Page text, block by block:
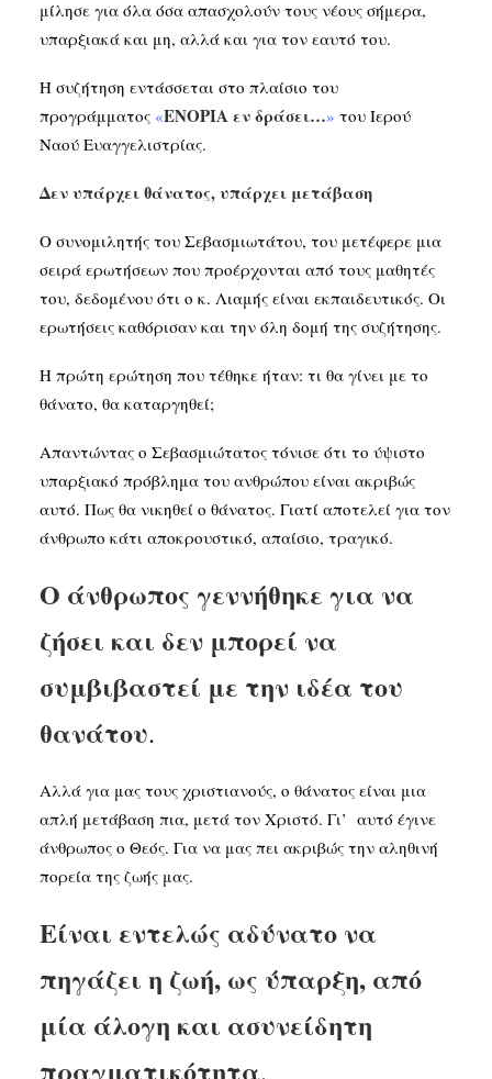
μίλησε για όλα όσα απασχολούν τους νέους σήμερα,
υπαρξιακά και μη, αλλά και για τον εαυτό του.
Η συζήτηση εντάσσεται στο πλαίσιο του
προγράμματος «ΕΝΟΡΙΑ εν δράσει…» του Ιερού
Ναού Ευαγγελιστρίας.
Δεν υπάρχει θάνατος, υπάρχει μετάβαση
Ο συνομιλητής του Σεβασμιωτάτου, του μετέφερε μια
σειρά ερωτήσεων που προέρχονται από τους μαθητές
του, δεδομένου ότι ο κ. Λιαμής είναι εκπαιδευτικός. Οι
ερωτήσεις καθόρισαν και την όλη δομή της συζήτησης.
Η πρώτη ερώτηση που τέθηκε ήταν: τι θα γίνει με το
θάνατο, θα καταργηθεί;
Απαντώντας ο Σεβασμιώτατος τόνισε ότι το ύψιστο
υπαρξιακό πρόβλημα του ανθρώπου είναι ακριβώς
αυτό. Πως θα νικηθεί ο θάνατος. Γιατί αποτελεί για τον
άνθρωπο κάτι αποκρουστικό, απαίσιο, τραγικό.
Ο άνθρωπος γεννήθηκε για να
ζήσει και δεν μπορεί να
συμβιβαστεί με την ιδέα του
θανάτου.
Αλλά για μας τους χριστιανούς, ο θάνατος είναι μια
απλή μετάβαση πια, μετά τον Χριστό. Γι’ αυτό έγινε
άνθρωπος ο Θεός. Για να μας πει ακριβώς την αληθινή
πορεία της ζωής μας.
Είναι εντελώς αδύνατο να
πηγάζει η ζωή, ως ύπαρξη, από
μία άλογη και ασυνείδητη
πραγματικότητα.